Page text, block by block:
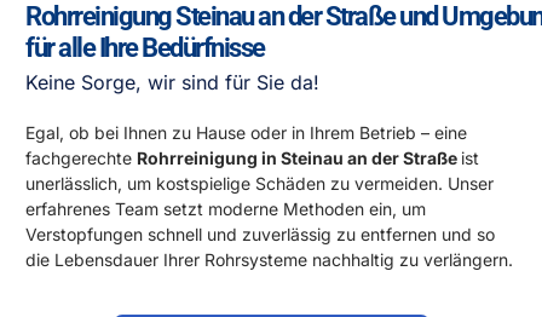
Rohrreinigung Steinau an der Straße und
für alle Ihre Bedürfnisse
Keine Sorge, wir sind für Sie da!
Egal, ob bei Ihnen zu Hause oder in Ihrem Betrieb – eine
fachgerechte Rohrreinigung in Steinau an der Straße ist
unerlässlich, um kostspielige Schäden zu vermeiden. Unser
erfahrenes Team setzt moderne Methoden ein, um
Verstopfungen schnell und zuverlässig zu entfernen und so
die Lebensdauer Ihrer Rohrsysteme nachhaltig zu verlängern.